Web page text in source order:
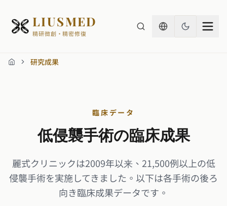
LIUSMED
精研微創・精密修復
ホーム 研究成果
臨床データ
低侵襲手術の臨床成果
麗式クリニックは2009年以来、21,500例以上の低
侵襲手術を実施してきました。以下は各手術の後ろ
向き臨床成果データです。